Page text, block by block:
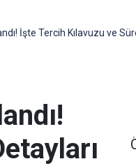
İşte Tercih Kılavuzu ve